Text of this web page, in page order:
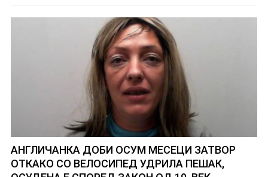
АНГЛИЧАНКА ДОБИ ОСУМ МЕСЕЦИ ЗАТВОР
ОТКАКО СО ВЕЛОСИПЕД УДРИЛА ПЕШАК,